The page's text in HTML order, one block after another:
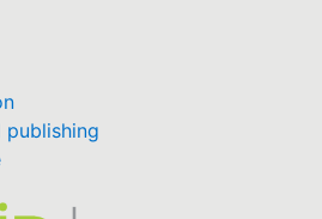
publishing